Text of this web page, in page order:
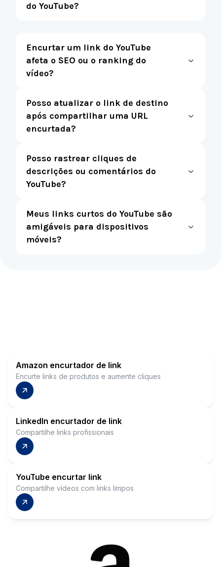
do YouTube?
Encurtar um link do YouTube
afeta o SEO ou o ranking do
vídeo?
Posso atualizar o link de destino
após compartilhar uma URL
encurtada?
Posso rastrear cliques de
descrições ou comentários do
YouTube?
Meus links curtos do YouTube são
amigáveis para dispositivos
móveis?
Amazon encurtador de link
Encurte links de produtos e aumente cliques
LinkedIn encurtador de link
Compartilhe links profissionais
YouTube encurtar link
Compartilhe vídeos com links limpos